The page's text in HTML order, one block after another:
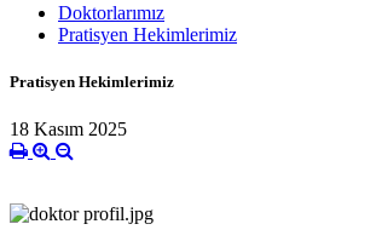
Doktorlarımız
Pratisyen Hekimlerimiz
Pratisyen Hekimlerimiz
18 Kasım 2025